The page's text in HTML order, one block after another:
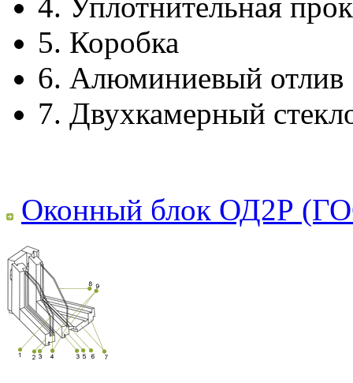
4. Уплотнительная
5. Коробка
6. Алюминиевый отлив
7. Двухкамерный
Оконный блок ОД2Р